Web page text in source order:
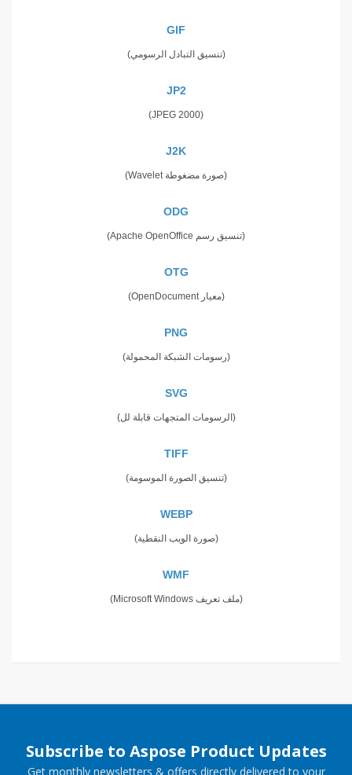
GIF
(تنسيق التبادل الرسومي)
JP2
(JPEG 2000)
J2K
(صورة مضغوطة Wavelet)
ODG
(تنسيق رسم Apache OpenOffice)
OTG
(معيار OpenDocument)
PNG
(رسومات الشبكة المحمولة)
SVG
(الرسومات المتجهات قابلة لل)
TIFF
(تنسيق الصورة الموسومة)
WEBP
(صورة الويب النقطية)
WMF
(ملف تعريف Microsoft Windows)
Subscribe to Aspose Product Updates
Get monthly newsletters & offers directly delivered to your